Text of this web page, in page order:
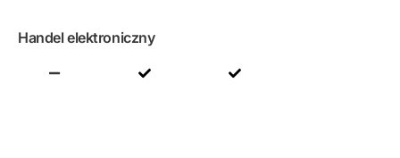
Handel elektroniczny